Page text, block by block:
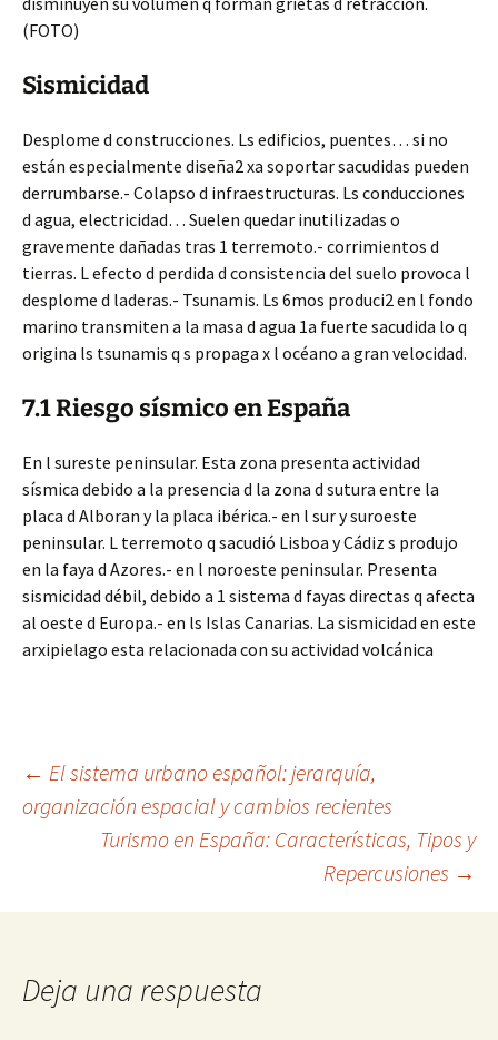
(FOTO)
Sismicidad
Desplome d construcciones. Ls edificios, puentes… si no
están especialmente diseña2 xa soportar sacudidas pueden
derrumbarse.- Colapso d infraestructuras. Ls conducciones
d agua, electricidad… Suelen quedar inutilizadas o
gravemente dañadas tras 1 terremoto.- corrimientos d
tierras. L efecto d perdida d consistencia del suelo provoca l
desplome d laderas.- Tsunamis. Ls 6mos produci2 en l fondo
marino transmiten a la masa d agua 1a fuerte sacudida lo q
origina ls tsunamis q s propaga x l océano a gran velocidad.
7.1 Riesgo sísmico en España
En l sureste peninsular. Esta zona presenta actividad
sísmica debido a la presencia d la zona d sutura entre la
placa d Alboran y la placa ibérica.- en l sur y suroeste
peninsular. L terremoto q sacudió Lisboa y Cádiz s produjo
en la faya d Azores.- en l noroeste peninsular. Presenta
sismicidad débil, debido a 1 sistema d fayas directas q afecta
al oeste d Europa.- en ls Islas Canarias. La sismicidad en este
arxipielago esta relacionada con su actividad volcánica
Navegación
entradas
← El sistema urbano español: jerarquía,
organización espacial y cambios recientes
Turismo en España: Características, Tipos y
Repercusiones →
Deja una respuesta